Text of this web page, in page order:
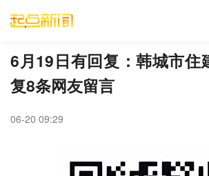
6月19日有回复：韩城市住
复8条网友留言
06-20 09:29